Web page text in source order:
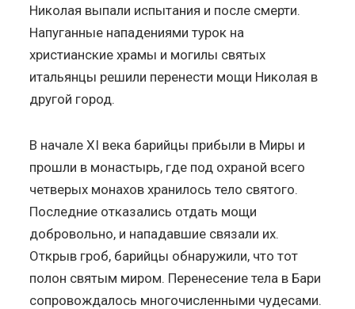
Николая выпали испытания и после смерти.
Напуганные нападениями турок на
христианские храмы и могилы святых
итальянцы решили перенести мощи Николая в
другой город.
В начале XI века барийцы прибыли в Миры и
прошли в монастырь, где под охраной всего
четверых монахов хранилось тело святого.
Последние отказались отдать мощи
добровольно, и нападавшие связали их.
Открыв гроб, барийцы обнаружили, что тот
полон святым миром. Перенесение тела в Бари
сопровождалось многочисленными чудесами.